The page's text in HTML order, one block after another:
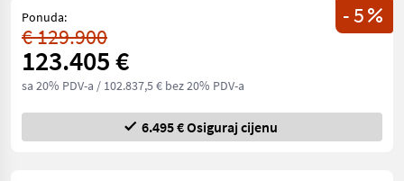
- 5
Ponuda:
€ 129.900
123.405 €
sa 20% PDV-a / 102.837,5 € bez 20% PDV-a
6.495 € Osiguraj cijenu